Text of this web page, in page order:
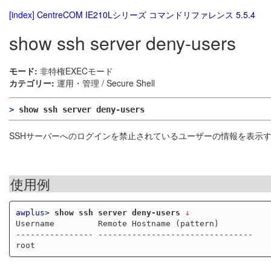
[index] CentreCOM IE210Lシリーズ コマンドリファレンス 5.5.4
show ssh server deny-users
モード: 非特権EXECモード
カテゴリー: 運用・管理 / Secure Shell
> show ssh server deny-users
SSHサーバーへのログインを禁止されているユーザーの情報を表示
使用例
awplus> show ssh server deny-users ↓
Username         Remote Hostname (pattern)
---------------- --------------------------------